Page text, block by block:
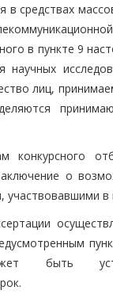
в средствах
в пункте 9
научных
лиц,
конкурсного
о
участвовавшими
быть